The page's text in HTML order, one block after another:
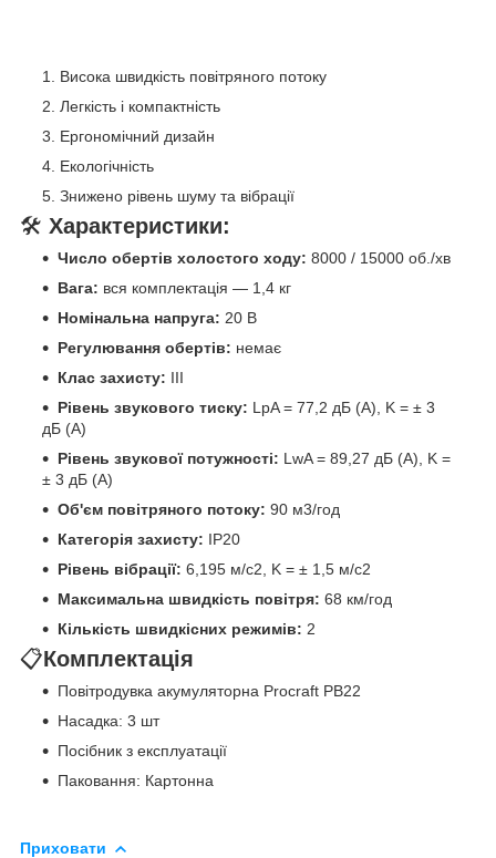
Висока швидкість повітряного потоку
Легкість і компактність
Ергономічний дизайн
Екологічність
Знижено рівень шуму та вібрації
🛠️ Характеристики:
Число обертів холостого ходу: 8000 / 15000 об./хв
Вага: вся комплектація — 1,4 кг
Номінальна напруга: 20 В
Регулювання обертів: немає
Клас захисту: III
Рівень звукового тиску: LpA = 77,2 дБ (А), K = ± 3
дБ (А)
Рівень звукової потужності: LwA = 89,27 дБ (А), K =
± 3 дБ (А)
Об'єм повітряного потоку: 90 м3/год
Категорія захисту: IP20
Рівень вібрації: 6,195 м/с2, K = ± 1,5 м/с2
Максимальна швидкість повітря: 68 км/год
Кількість швидкісних режимів: 2
📋Комплектація
Повітродувка акумуляторна Procraft PB22
Насадка: 3 шт
Посібник з експлуатації
Паковання: Картонна
Приховати